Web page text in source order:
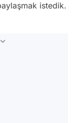
istedik.